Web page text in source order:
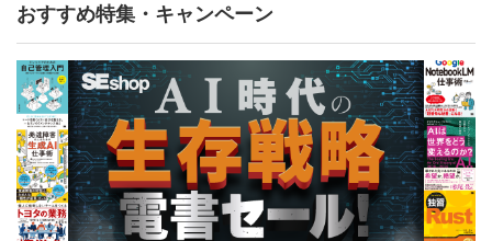
おすすめ特集・キャンペーン